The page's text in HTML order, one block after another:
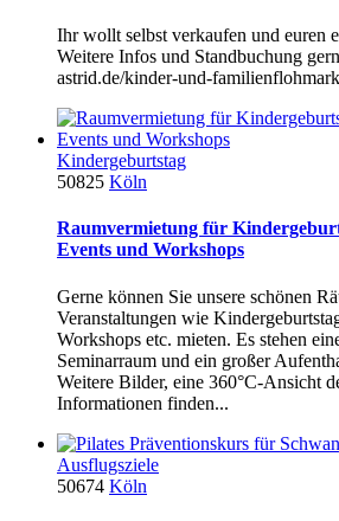
Ihr wollt selbst verkaufen und euren
Weitere Infos und Standbuchung
astrid.de/kinder-und-
Kindergeburtstag
50825 Köln
Raumvermietung für
Events und Workshops
Gerne können Sie unsere schönen
Veranstaltungen wie
Workshops etc. mieten. Es stehen
Seminarraum und ein großer
Weitere Bilder, eine 360°C-Ansicht
Informationen finden...
Ausflugsziele
50674 Köln